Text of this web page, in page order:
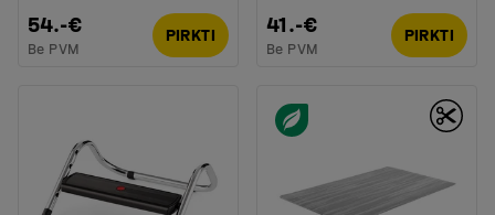
54.-€
Be PVM
PIRKTI 41.-€
Be PVM
PIRKTI